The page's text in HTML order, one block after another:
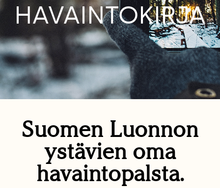
HAVAINTOKIRJA
Suomen Luonnon
ystävien oma
havaintopalsta.